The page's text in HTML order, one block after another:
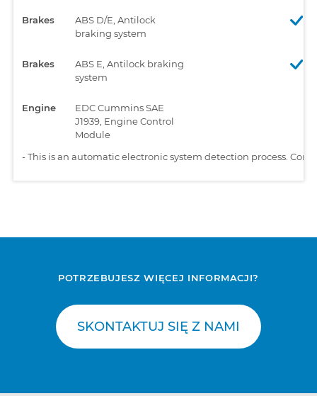
Brakes
ABS D/E, Antilock
braking system
Brakes
ABS E, Antilock braking
system
Engine
EDC Cummins SAE
J1939, Engine Control
Module
-This is an automatic electronic system detection process.
POTRZEBUJESZ WIĘCEJ INFORMACJI?
SKONTAKTUJ SIĘ Z NAMI